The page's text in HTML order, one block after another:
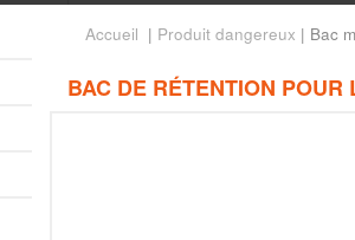
Accueil | Produit dangereux | Bac
BAC DE RÉTENTION